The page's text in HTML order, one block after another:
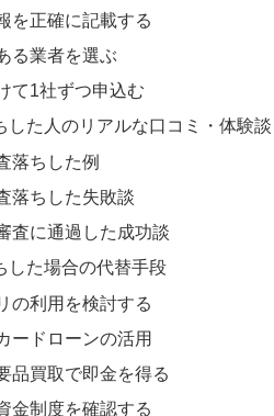
を正確に記載する
る業者を選ぶ
て1社ずつ申込む
した人のリアルな口コミ・体験談
落ちした例
落ちした失敗談
査に通過した成功談
した場合の代替手段
の利用を検討する
ードローンの活用
品買取で即金を得る
金制度を確認する